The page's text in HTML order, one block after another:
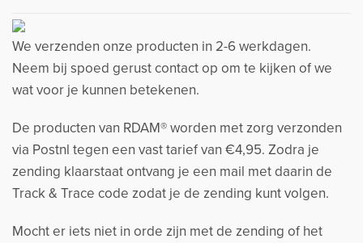
We verzenden onze producten in 2-6 werkdagen.
Neem bij spoed gerust contact op om te kijken of we
wat voor je kunnen betekenen.
De producten van RDAM® worden met zorg verzonden
via Postnl tegen een vast tarief van €4,95. Zodra je
zending klaarstaat ontvang je een mail met daarin de
Track & Trace code zodat je de zending kunt volgen.
Mocht er iets niet in orde zijn met de zending of het